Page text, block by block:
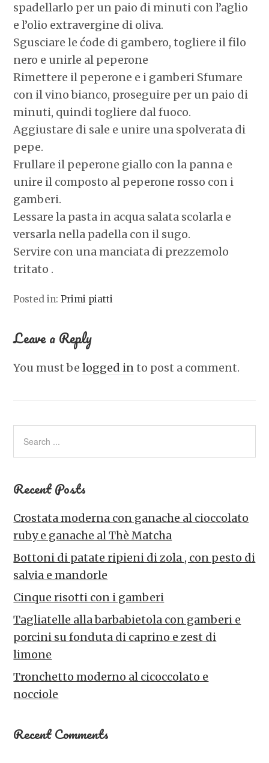
spadellarlo per un paio di minuti con l’aglio
e l’olio extravergine di oliva.
Sgusciare le ćode di gambero, togliere il filo
nero e unirle al peperone
Rimettere il peperone e i gamberi Sfumare
con il vino bianco, proseguire per un paio di
minuti, quindi togliere dal fuoco.
Aggiustare di sale e unire una spolverata di
pepe.
Frullare il peperone giallo con la panna e
unire il composto al peperone rosso con i
gamberi.
Lessare la pasta in acqua salata scolarla e
versarla nella padella con il sugo.
Servire con una manciata di prezzemolo
tritato .
Posted in:Primi piatti
Leave a Reply
You must belogged into post a comment.
Recent Posts
Crostata moderna con ganache al cioccolato
ruby e ganache al Thè Matcha
Bottoni di patate ripieni di zola , con pesto di
salvia e mandorle
Cinque risotti con i gamberi
Tagliatelle alla barbabietola con gamberi e
porcini su fonduta di caprino e zest di
limone
Tronchetto moderno al cicoccolato e
nocciole
Recent Comments